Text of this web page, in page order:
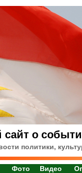
сайт о
политики,
Фото Видео